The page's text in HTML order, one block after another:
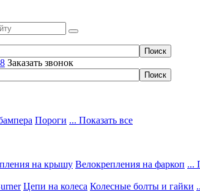
Заказать звонок
Пороги ... Показать все
на крышу Велокрепления на фаркоп ...
Цепи на колеса Колесные болты и гайки